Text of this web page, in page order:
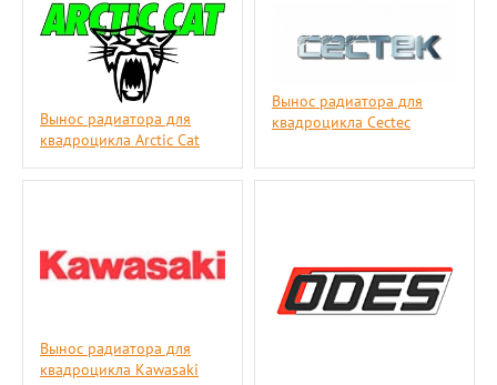
Вынос радиатора для
квадроцикла Arctic Cat
Вынос радиатора для
квадроцикла Cectec
Вынос радиатора для
квадроцикла Kawasaki